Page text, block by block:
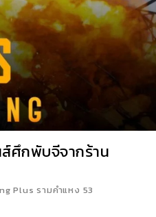
ส์ศึกพับจีจากร้าน
Plus รามคำแหง 53